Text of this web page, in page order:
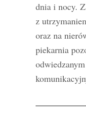
dnia i nocy.
z
oraz na
piekarnia